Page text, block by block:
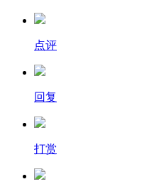
点评
回复
打赏